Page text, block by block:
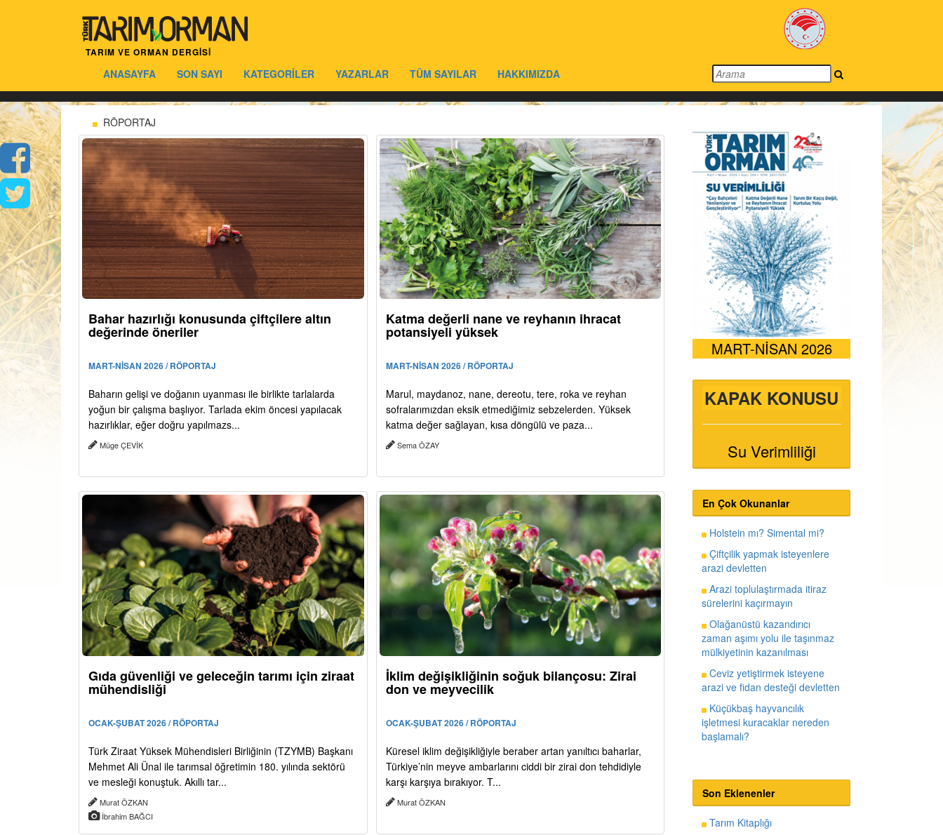
TARIM VE ORMAN DERGİSİ
ANASAYFA SON SAYI KATEGORİLER YAZARLAR TÜM SAYILAR HAKKIMIZDA
RÖPORTAJ
Bahar hazırlığı konusunda çiftçilere altın
değerinde öneriler
MART-NİSAN 2026 / RÖPORTAJ
Baharın gelişi ve doğanın uyanması ile birlikte tarlalarda
yoğun bir çalışma başlıyor. Tarlada ekim öncesi yapılacak
hazırlıklar, eğer doğru yapılmazs...
Müge ÇEVİK
Katma değerli nane ve reyhanın ihracat
potansiyeli yüksek
MART-NİSAN 2026 / RÖPORTAJ
Marul, maydanoz, nane, dereotu, tere, roka ve reyhan
sofralarımızdan eksik etmediğimiz sebzelerden. Yüksek
katma değer sağlayan, kısa döngülü ve paza...
Sema ÖZAY
Gıda güvenliği ve geleceğin tarımı için ziraat
mühendisliği
OCAK-ŞUBAT 2026 / RÖPORTAJ
Türk Ziraat Yüksek Mühendisleri Birliğinin (TZYMB) Başkanı
Mehmet Ali Ünal ile tarımsal öğretimin 180. yılında sektörü
ve mesleği konuştuk. Akıllı tar...
Murat ÖZKAN
İbrahim BAĞCI
İklim değişikliğinin soğuk bilançosu: Zirai
don ve meyvecilik
OCAK-ŞUBAT 2026 / RÖPORTAJ
Küresel iklim değişikliğiyle beraber artan yanıltıcı baharlar,
Türkiye’nin meyve ambarlarını ciddi bir zirai don tehdidiyle
karşı karşıya bırakıyor. T...
Murat ÖZKAN
MART-NİSAN 2026
KAPAK KONUSU
Su Verimliliği
En Çok Okunanlar
Holstein mı? Simental mi?
Çiftçilik yapmak isteyenlere
arazi devletten
Arazi toplulaştırmada itiraz
sürelerini kaçırmayın
Olağanüstü kazandırıcı
zaman aşımı yolu ile taşınmaz
mülkiyetinin kazanılması
Ceviz yetiştirmek isteyene
arazi ve fidan desteği devletten
Küçükbaş hayvancılık
işletmesi kuracaklar nereden
başlamalı?
Son Eklenenler
Tarım Kitaplığı